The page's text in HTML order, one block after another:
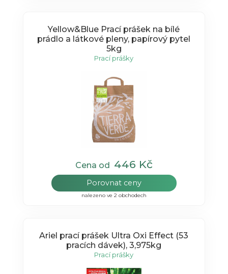
Yellow&Blue Prací prášek na bílé
prádlo a látkové pleny, papírový pytel
5kg
Prací prášky
Cena od 446 Kč
Porovnat ceny
nalezeno ve 2 obchodech
Ariel prací prášek Ultra Oxi Effect (53
pracích dávek), 3,975kg
Prací prášky